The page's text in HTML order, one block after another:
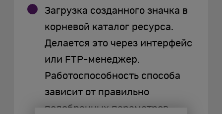
Загрузка созданного значка в
корневой каталог ресурса.
Делается это через интерфейс
или FTP-менеджер.
Работоспособность способа
зависит от правильно
подобранных параметров,